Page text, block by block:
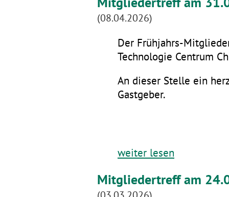
(08.04.2026)
Der Frühjahrs-
Technologie Centrum
An dieser Stelle ein
Gastgeber.
weiter lesen
Mitgliedertreff am